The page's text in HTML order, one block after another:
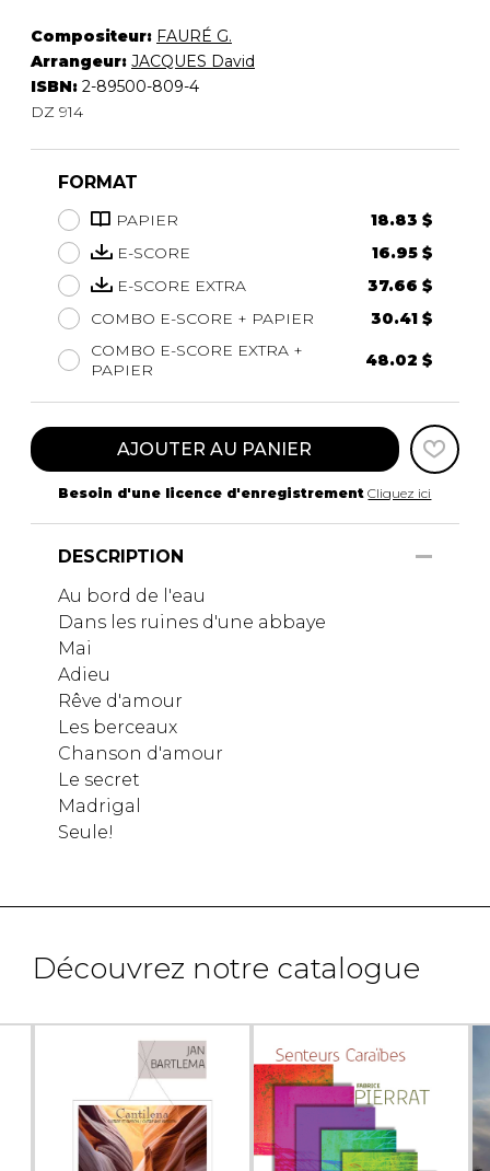
Compositeur: FAURÉ G.
Arrangeur: JACQUES David
ISBN: 2-89500-809-4
DZ 914
FORMAT
PAPIER
18.83 $
E-SCORE
16.95 $
E-SCORE EXTRA
37.66 $
COMBO E-SCORE + PAPIER
30.41 $
COMBO E-SCORE EXTRA +
PAPIER
48.02 $
AJOUTER AU PANIER
Besoin d'une licence d'enregistrement Cliquez ici
DESCRIPTION
Au bord de l'eau
Dans les ruines d'une abbaye
Mai
Adieu
Rêve d'amour
Les berceaux
Chanson d'amour
Le secret
Madrigal
Seule!
Découvrez notre catalogue